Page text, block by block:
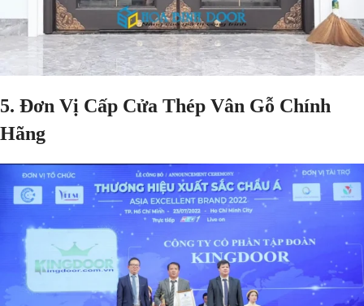
5. Đơn Vị Cấp Cửa Thép Vân Gỗ Chính
Hãng